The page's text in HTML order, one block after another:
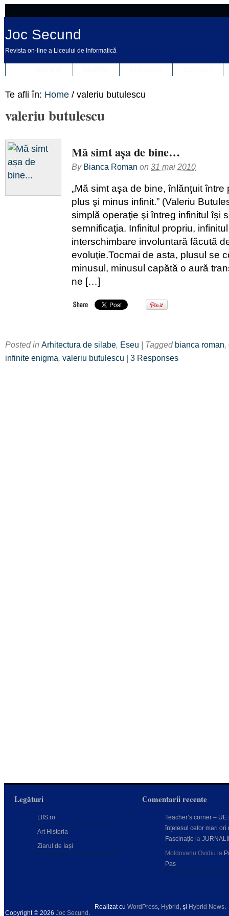
Joc Secund
Revista on-line a Liceului de Informatică
Te afli în: Home / valeriu butulescu
valeriu butulescu
Mă simt așa de bine…
By Bianca Roman on 31 mai 2010
„Mă simt aşa de bine, înlănţuit între
plus şi minus infinit.” (Valeriu
simplă operaţie şi întreg infinitul îşi
semnificaţia. Infinitul propriu,
interschimbare involuntară făcută
evoluţie.Tocmai de asta, plusul se
minusul, minusul capătă o aură
ne […]
Posted in Arhitectura de silabe, Eseu | Tagged bianca roman,
infinite enigma, valeriu butulescu | 3 Responses
Legături
LIIS.ro
Art Historia
Ziarul de Iași
Comentarii recente
Teacher’s corner – UE
înțelesul celor mari ori
Fascinație la
Moldovanu Ovidiu la
Pas
Copyright © 2026 Joc Secund .
Realizat cu WordPress, Hybrid , şi Hybrid News.